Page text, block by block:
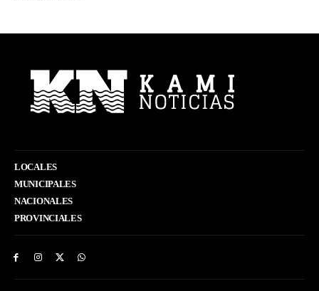
LOCALES
MUNICIPALES
NACIONALES
PROVINCIALES